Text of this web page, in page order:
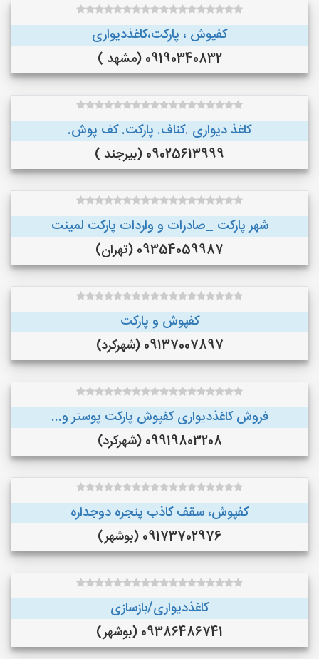
کفپوش ، پارکت،کاغذدیواری
09190340832 (مشهد )
کاغذ دیواری .کناف. پارکت. کف پوش.
09025613999 (بیرجند )
شهر پارکت _صادرات و واردات پارکت لمینت
09354059987 (تهران)
کفپوش و پارکت
09137007897 (شهرکرد)
فروش کاغذدیواری کفپوش پارکت پوستر و...
09919803208 (شهرکرد)
کفپوش، سقف کاذب پنجره دوجداره
09173702976 (بوشهر)
کاغذدیواری/بازسازی
09386486741 (بوشهر)